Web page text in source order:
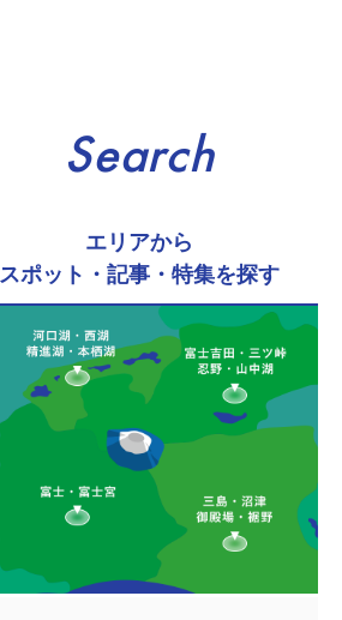
Search
エリアから
スポット・記事・特集を探す